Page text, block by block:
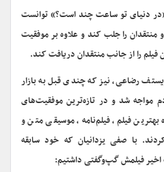
دنیای تو ساعت چند است؟» توانست
منتقدان را جلب کند و علاوه بر موفقیت
را از جانب منتقدان دریافت کند.
رضاعی، نیز که چندی قبل به بازار
مواجه شد و در تازه‌ترین موفقیت‌های
بهترین فیلم، فیلم‌نامه، موسیقی متن و
با صفی یزدانیان که خود سابقه
اخیر فیلمش گپ‌وگفتی داشتیم: